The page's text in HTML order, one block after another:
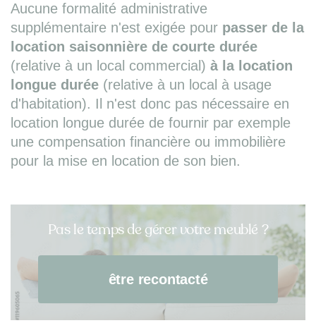
Aucune formalité administrative
supplémentaire n'est exigée pour passer de la
location saisonnière de courte durée
(relative à un local commercial) à la location
longue durée (relative à un local à usage
d'habitation). Il n'est donc pas nécessaire en
location longue durée de fournir par exemple
une compensation financière ou immobilière
pour la mise en location de son bien.
Pas le temps de gérer votre meublé ?
être recontacté